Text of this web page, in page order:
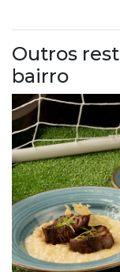
Outros
bairro